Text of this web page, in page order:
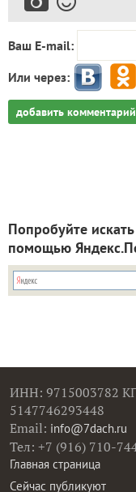
Ваш E-mail:
Или через:
добавить комментарий
Попробуйте
помощью
ИНН: 9715003782
5147746293448
Email: info@7dach.ru
Тел: +7 (916) 710-
Главная страница
Сейчас публикуют